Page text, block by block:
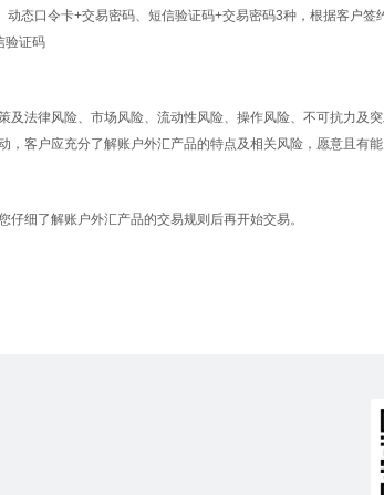
口令卡+交易密码、短信验证码+交易密码3种，根据客户签
证码
法律风险、市场风险、流动性风险、操作风险、不可抗力及突
，客户应充分了解账户外汇产品的特点及相关风险，愿意且有
细了解账户外汇产品的交易规则后再开始交易。